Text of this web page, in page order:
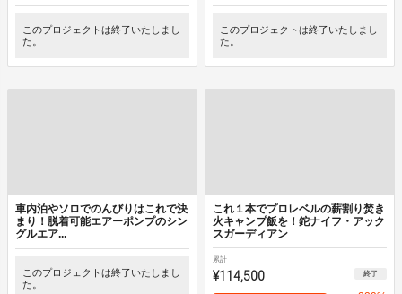
このプロジェクトは終了いたしまし
た。
このプロジェクトは終了いたしまし
た。
車内泊やソロでのんびりはこれで決
まり！脱着可能エアーポンプのシン
グルエア...
このプロジェクトは終了いたしまし
た。
これ１本でプロレベルの薪割り焚き
火キャンプ飯を！鉈ナイフ・アック
スガーディアン
累計
¥114,500 終了